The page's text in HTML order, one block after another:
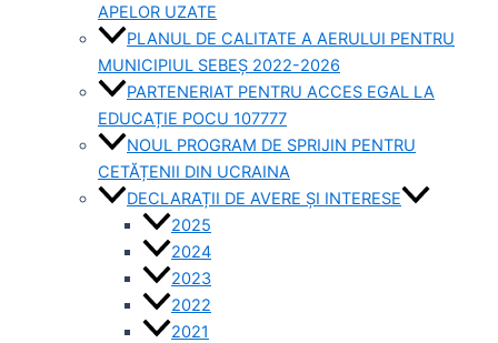
APELOR UZATE
PLANUL DE CALITATE A AERULUI PENTRU
MUNICIPIUL SEBEȘ 2022-2026
PARTENERIAT PENTRU ACCES EGAL LA
EDUCAȚIE POCU 107777
NOUL PROGRAM DE SPRIJIN PENTRU
CETĂȚENII DIN UCRAINA
DECLARAȚII DE AVERE ȘI INTERESE
2025
2024
2023
2022
2021